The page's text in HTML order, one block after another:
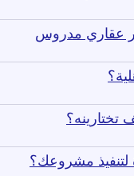
مشروعك؟